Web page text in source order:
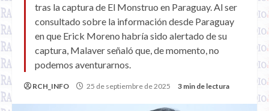
tras la captura de El Monstruo en Paraguay. Al ser
consultado sobre la información desde Paraguay
en que Erick Moreno habría sido alertado de su
captura, Malaver señaló que, de momento, no
podemos aventurarnos.
RCH_INFO 25 de septiembre de 2025 3 min de lectura